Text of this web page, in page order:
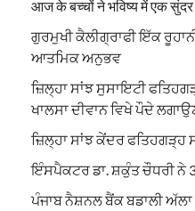
आज के बच्चों ने भविष्य में एक सुंदर
ਗੁਰਮੁਖੀ ਕੈਲੀਗ੍ਰਾਫੀ ਇੱਕ
ਆਤਮਿਕ ਅਨੁਭਵ
ਜ਼ਿਲ੍ਹਾ ਸਾਂਝ ਸੁਸਾਇਟੀ
ਖਾਲਸਾ ਦੀਵਾਨ ਵਿਖੇ ਪੌਦੇ
ਜ਼ਿਲ੍ਹਾ ਸਾਂਝ ਕੇਂਦਰ ਫਤਿਹਗੜ੍ਹ
ਇੰਸਪੈਕਟਰ ਡਾ. ਸ਼ਕੁੰਤ ਚੌਧਰੀ ਨੇ
ਪੰਜਾਬ ਨੈਸ਼ਨਲ ਬੈਂਕ ਬਡਾਲੀ ਅੱਲਾ